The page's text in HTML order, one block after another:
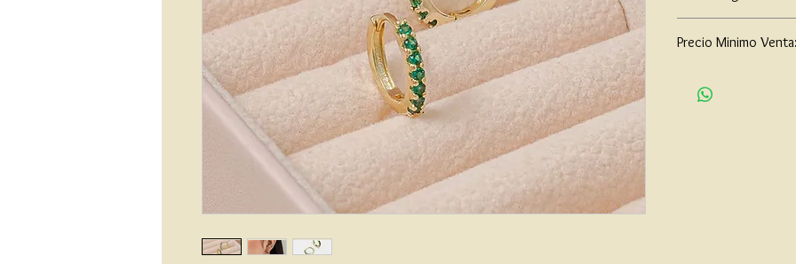
Precio Minimo Venta: